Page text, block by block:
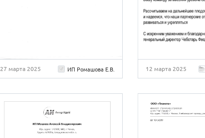
27 марта 2025 ИП Ромашова Е.В. 12 марта 2025